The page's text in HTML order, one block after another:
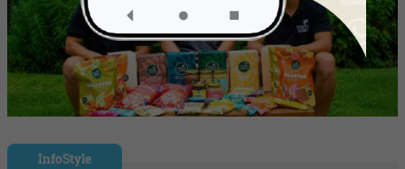
InfoStyle